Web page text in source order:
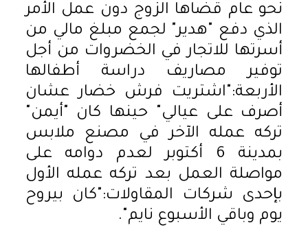
نحو عام قضاها الزوج دون عمل الأمر
الذي دفع "هدير" لجمع مبلغ مالي من
أسرتها للاتجار في الخضروات من أجل
توفير مصاريف دراسة أطفالها
الأربعة:"اشتريت فرش خضار عشان
أصرف على عيالي" حينها كان "أيمن"
تركه عمله الآخر في مصنع ملابس
بمدينة 6 أكتوبر لعدم دوامه على
مواصلة العمل بعد تركه عمله الأول
بإحدى شركات المقاولات:"كان بيروح
يوم وباقي الأسبوع نايم".